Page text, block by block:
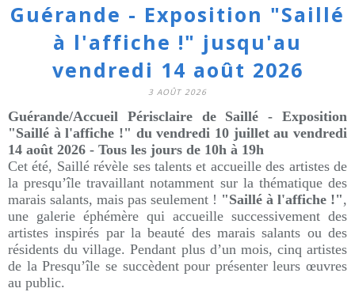
Guérande - Exposition "Saillé
à l'affiche !" jusqu'au
vendredi 14 août 2026
3 AOÛT 2026
Guérande/Accueil Périsclaire de Saillé - Exposition
"Saillé à l'affiche !" du vendredi 10 juillet au vendredi
14 août 2026 - Tous les jours de 10h à 19h
Cet été, Saillé révèle ses talents et accueille des artistes de
la presqu’île travaillant notamment sur la thématique des
marais salants, mais pas seulement ! "Saillé à l'affiche !",
une galerie éphémère qui accueille successivement des
artistes inspirés par la beauté des marais salants ou des
résidents du village.Pendant plus d’un mois, cinq artistes
de la Presqu’île se succèdent pour présenter leurs œuvres
au public.